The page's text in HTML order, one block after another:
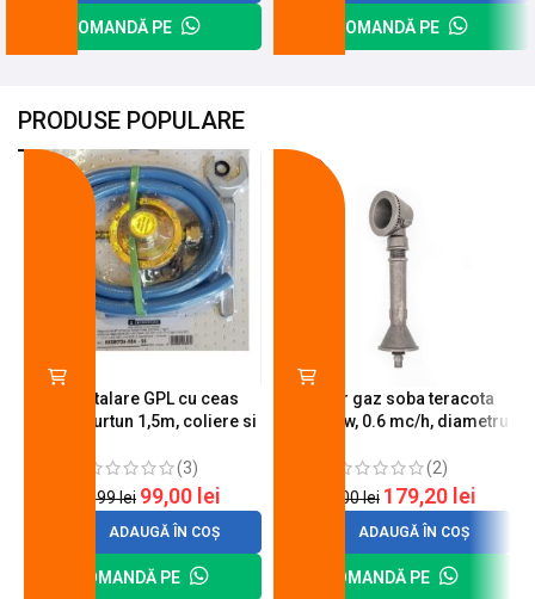
COMANDĂ PE COMANDĂ PE
PRODUSE POPULARE
Kit instalare GPL cu ceas
butelie, furtun 1,5m, coliere si
(3)
120,99lei 99,00 lei
ADAUGĂ ÎN COȘ
COMANDĂ PE
Arzator gaz soba teracota
A600, 6 kw, 0.6 mc/h, diametru
(2)
200,00lei 179,20 lei
ADAUGĂ ÎN COȘ
COMANDĂ PE